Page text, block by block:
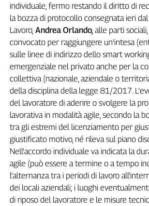
individuale, fermo restando il diritto di
la bozza di protocollo consegnata ieri
Lavoro, Andrea Orlando, alle parti
convocato per raggiungere un'intesa
sulle linee di indirizzo dello smart
emergenziale nel privato anche per la
collettiva (nazionale, aziendale o
della disciplina della legge 81/2017.
del lavoratore di aderire o svolgere la
lavorativa in modalità agile, secondo la
tra gli estremi del licenziamento per
giustificato motivo, né rileva sul piano
Nell'accordo individuale va indicata la
agile (può essere a termine o a tempo
l'alternanza tra i periodi di lavoro
dei locali aziendali; i luoghi
di riposo del lavoratore e le misure